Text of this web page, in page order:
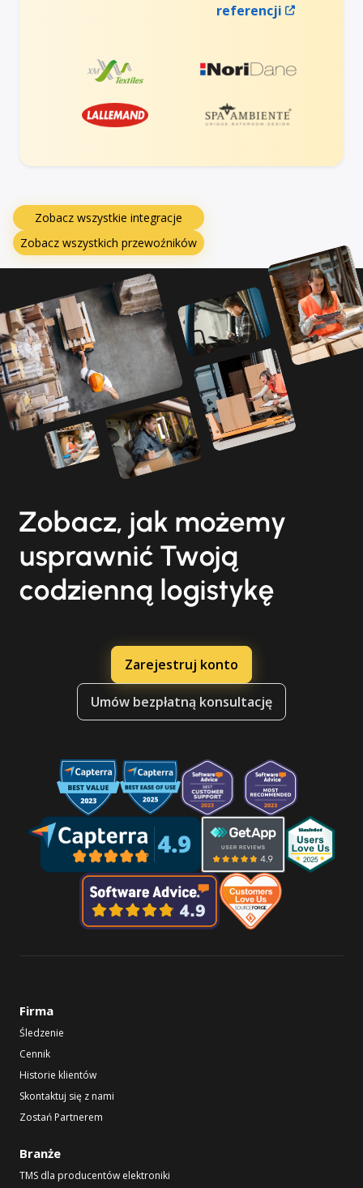
referencji
Zobacz wszystkie integracje
Zobacz wszystkich przewoźników
Zobacz, jak możemy
usprawnić Twoją
codzienną logistykę
Zarejestruj konto
Umów bezpłatną konsultację
Firma
Śledzenie
Cennik
Historie klientów
Skontaktuj się z nami
Zostań Partnerem
Branże
TMS dla producentów elektroniki